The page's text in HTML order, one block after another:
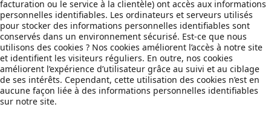
facturation ou le service à la clientèle) ont accès aux informations
personnelles identifiables. Les ordinateurs et serveurs utilisés
pour stocker des informations personnelles identifiables sont
conservés dans un environnement sécurisé. Est-ce que nous
utilisons des cookies ? Nos cookies améliorent l’accès à notre site
et identifient les visiteurs réguliers. En outre, nos cookies
améliorent l’expérience d’utilisateur grâce au suivi et au ciblage
de ses intérêts. Cependant, cette utilisation des cookies n’est en
aucune façon liée à des informations personnelles identifiables
sur notre site.